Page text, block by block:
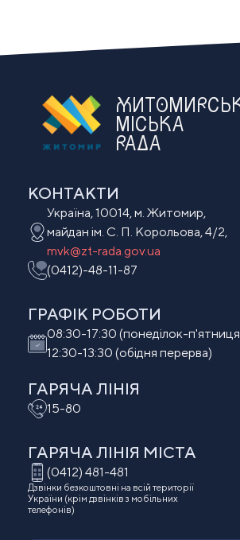
МІСЬКА
РАДА
КОНТАКТИ
Україна, 10014, м. Житомир,
майдан ім. С. П. Корольова, 4/2,
mvk@zt-rada.gov.ua
(0412)-48-11-87
ГРАФІК РОБОТИ
08:30-17:30 (понеділок-
12:30-13:30 (обідня перерва)
ГАРЯЧА ЛІНІЯ
15-80
ГАРЯЧА ЛІНІЯ МIСТА
(0412) 481-481
Дзвінки безкоштовні на всій території
України (крім дзвінків з мобільних
телефонів)